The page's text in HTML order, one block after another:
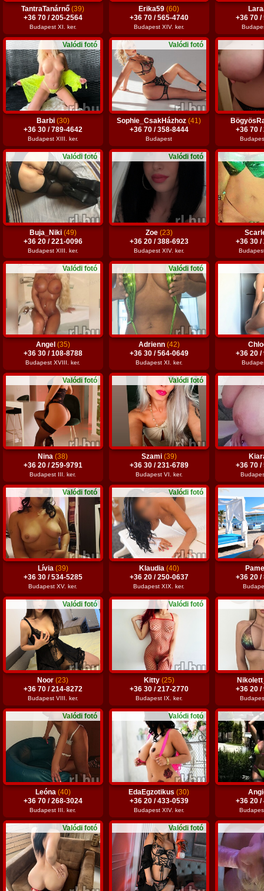
TantraTanárnő(39)
+36 70 / 205-2564
Budapest XI. ker.
Erika59(60)
+36 70 / 565-4740
Budapest XIV. ker.
+36 70 /
Valódi fotó
Barbi (30)
+36 30 / 789-4642
Budapest XIII. ker.
Valódi fotó
Sophie_CsakHázhoz(41)
+36 70 / 358-8444
Budapest
+36 70 /
Valódi fotó
Buja_Niki (49)
+36 20 / 221-0096
Budapest XIII. ker.
Valódi fotó
Zoe (23)
+36 20 / 388-6923
Budapest XIV. ker.
+36 30 /
Valódi fotó
Angel (35)
+36 30 / 108-8788
Budapest XVIII. ker.
Valódi fotó
Adrienn (42)
+36 30 / 564-0649
Budapest XI. ker.
+36 20 /
Valódi fotó
Nina(38)
+36 20 / 259-9791
Budapest III. ker.
Valódi fotó
Szami (39)
+36 30 / 231-6789
Budapest VI. ker.
+36 70 /
Valódi fotó
Lívia (39)
+36 30 / 534-5285
Budapest XV. ker.
Valódi fotó
Klaudia (40)
+36 20 / 250-0637
Budapest XIX. ker.
+36 20 /
Valódi fotó
Noor(23)
+36 70 / 214-8272
Budapest VIII. ker.
Valódi fotó
Kitty (25)
+36 30 / 217-2770
Budapest IX. ker.
+36 20 /
Valódi fotó
Leóna (40)
+36 70 / 268-3024
Budapest III. ker.
Valódi fotó
EdaEgzotikus(30)
+36 20 / 433-0539
Budapest XIV. ker.
+36 20 /
Valódi fotó Valódi fotó